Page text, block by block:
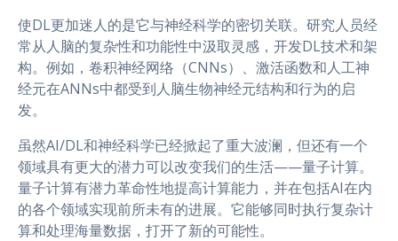
使DL更加迷人的是它与神经科学的密切关联。研究人员经
常从人脑的复杂性和功能性中汲取灵感，开发DL技术和架
构。例如，卷积神经网络（CNNs）、激活函数和人工神
经元在ANNs中都受到人脑生物神经元结构和行为的启
发。
虽然AI/DL和神经科学已经掀起了重大波澜，但还有一个
领域具有更大的潜力可以改变我们的生活——量子计算。
量子计算有潜力革命性地提高计算能力，并在包括AI在内
的各个领域实现前所未有的进展。它能够同时执行复杂计
算和处理海量数据，打开了新的可能性。